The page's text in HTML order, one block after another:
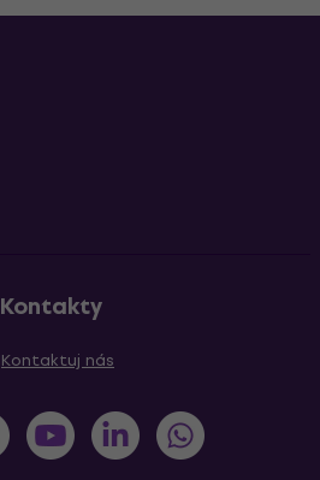
Kontakty
Kontaktuj nás